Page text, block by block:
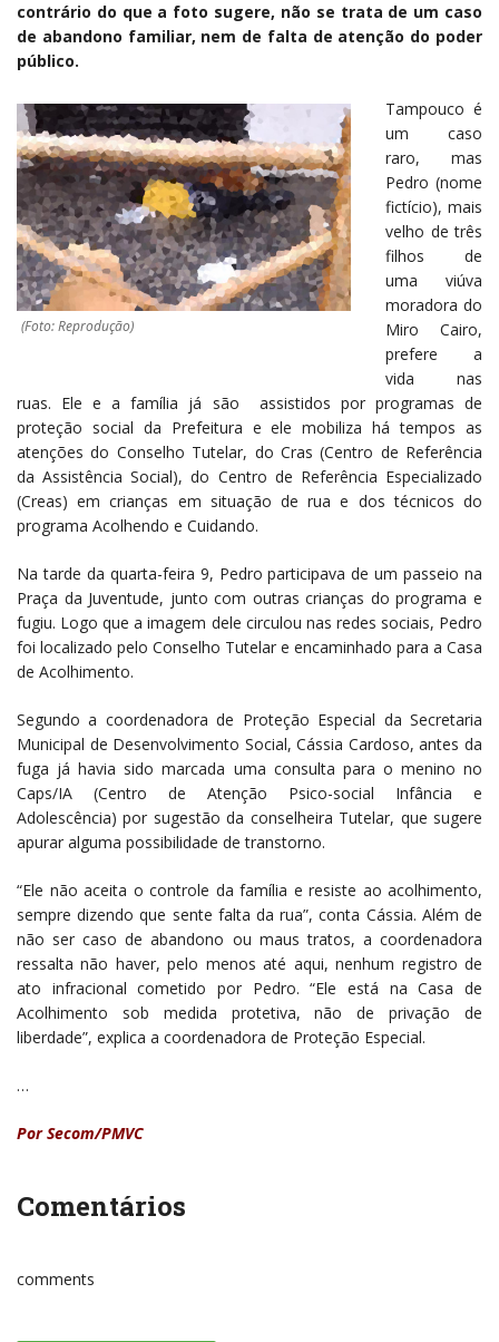
contrário do que a foto sugere, não se trata de um caso
de abandono familiar, nem de falta de atenção do poder
público.
(Foto: Reprodução)
Tampouco é
um caso
raro, mas
Pedro (nome
fictício), mais
velho de três
filhos de
uma viúva
moradora do
Miro Cairo,
prefere a
vida nas
ruas. Ele e a família já são assistidos por programas de
proteção social da Prefeitura e ele mobiliza há tempos as
atenções do Conselho Tutelar, do Cras (Centro de Referência
da Assistência Social), do Centro de Referência Especializado
(Creas) em crianças em situação de rua e dos técnicos do
programa Acolhendo e Cuidando.
Na tarde da quarta-feira 9, Pedro participava de um passeio na
Praça da Juventude, junto com outras crianças do programa e
fugiu. Logo que a imagem dele circulou nas redes sociais, Pedro
foi localizado pelo Conselho Tutelar e encaminhado para a Casa
de Acolhimento.
Segundo a coordenadora de Proteção Especial da Secretaria
Municipal de Desenvolvimento Social, Cássia Cardoso, antes da
fuga já havia sido marcada uma consulta para o menino no
Caps/IA (Centro de Atenção Psico-social Infância e
Adolescência) por sugestão da conselheira Tutelar, que sugere
apurar alguma possibilidade de transtorno.
“Ele não aceita o controle da família e resiste ao acolhimento,
sempre dizendo que sente falta da rua”, conta Cássia. Além de
não ser caso de abandono ou maus tratos, a coordenadora
ressalta não haver, pelo menos até aqui, nenhum registro de
ato infracional cometido por Pedro. “Ele está na Casa de
Acolhimento sob medida protetiva, não de privação de
liberdade”, explica a coordenadora de Proteção Especial.
…
Por Secom/PMVC
Comentários
comments